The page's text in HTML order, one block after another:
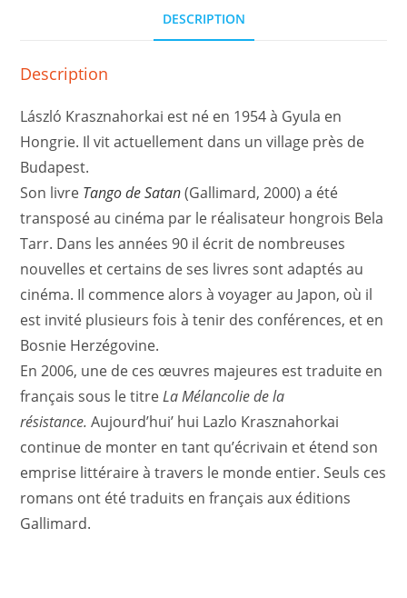
DESCRIPTION
Description
László Krasznahorkai est né en 1954 à Gyula en
Hongrie. Il vit actuellement dans un village près de
Budapest.
Son livre Tango de Satan (Gallimard, 2000) a été
transposé au cinéma par le réalisateur hongrois Bela
Tarr. Dans les années 90 il écrit de nombreuses
nouvelles et certains de ses livres sont adaptés au
cinéma. Il commence alors à voyager au Japon, où il
est invité plusieurs fois à tenir des conférences, et en
Bosnie Herzégovine.
En 2006, une de ces œuvres majeures est traduite en
français sous le titreLa Mélancolie de la
résistance. Aujourd’hui’ hui Lazlo Krasznahorkai
continue de monter en tant qu’écrivain et étend son
emprise littéraire à travers le monde entier. Seuls ces
romans ont été traduits en français aux éditions
Gallimard.